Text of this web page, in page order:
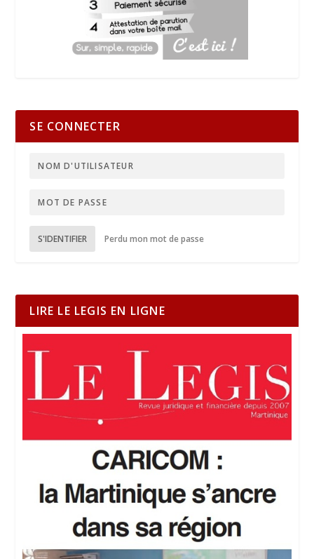
SE CONNECTER
S'IDENTIFIER Perdu mon mot de passe
LIRE LE LEGIS EN LIGNE